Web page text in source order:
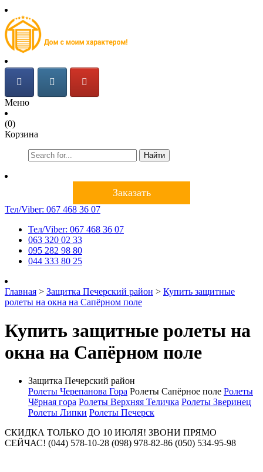
Меню
(0)
Корзина
Найти
Заказать
Тел/Viber: 067 468 36 07
Тел/Viber: 067 468 36 07
063 320 02 33
095 282 98 80
044 333 80 25
Главная > Защитка Печерский район > Купить защитные
ролеты на окна на Сапёрном поле
Купить защитные ролеты на
окна на Сапёрном поле
Защитка Печерский район
Ролеты Черепанова Гора Ролеты Сапёрное поле Ролеты
Чёрная гора Ролеты Верхняя Теличка Ролеты Зверинец
Ролеты Липки Ролеты Печерск
СКИДКА ТОЛЬКО ДО 10 ИЮЛЯ! ЗВОНИ ПРЯМО
СЕЙЧАС! (044) 578-10-28 (098) 978-82-86 (050) 534-95-98